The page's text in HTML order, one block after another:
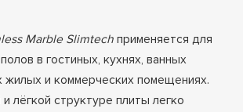
Marble Slimtechприменяется для
в гостиных, кухнях, ванных
жилых и коммерческих помещениях.
лёгкой структуре плиты легко